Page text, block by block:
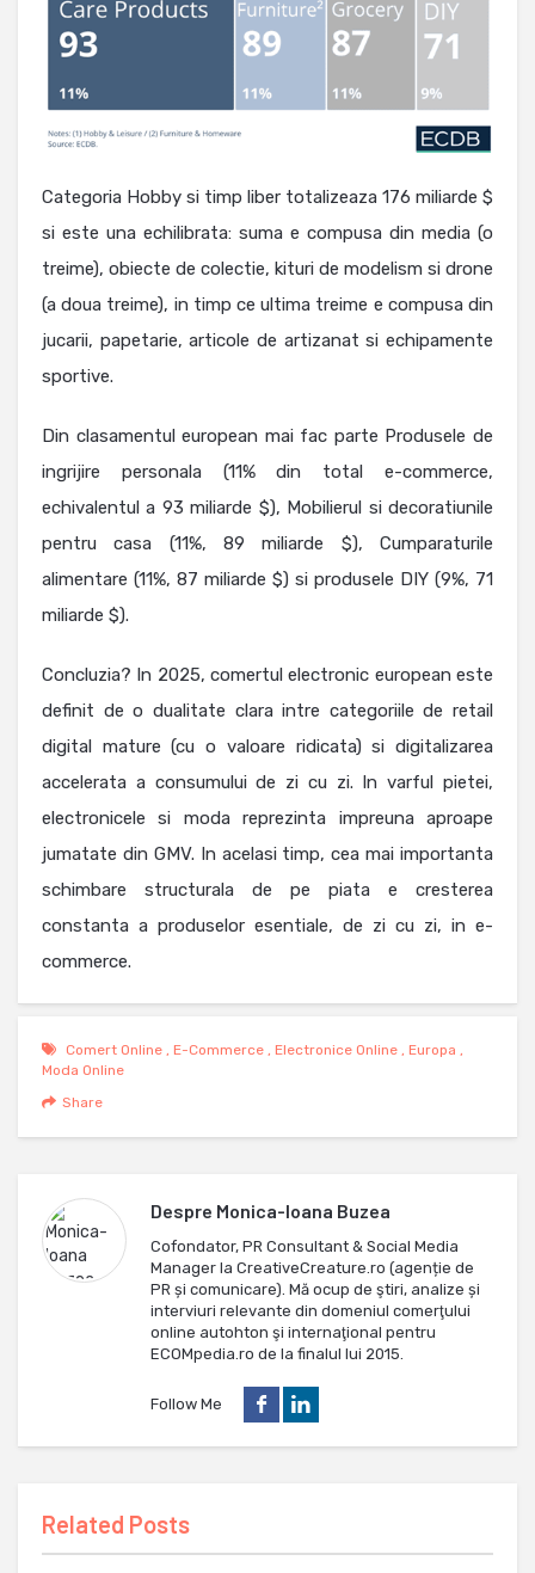
Categoria Hobby si timp liber totalizeaza 176 miliarde $
si este una echilibrata: suma e compusa din media (o
treime), obiecte de colectie, kituri de modelism si drone
(a doua treime), in timp ce ultima treime e compusa din
jucarii, papetarie, articole de artizanat si echipamente
sportive.
Din clasamentul european mai fac parte Produsele de
ingrijire personala (11% din total e-commerce,
echivalentul a 93 miliarde $), Mobilierul si decoratiunile
pentru casa (11%, 89 miliarde $), Cumparaturile
alimentare (11%, 87 miliarde $) si produsele DIY (9%, 71
miliarde $).
Concluzia? In 2025, comertul electronic european este
definit de o dualitate clara intre categoriile de retail
digital mature (cu o valoare ridicata) si digitalizarea
accelerata a consumului de zi cu zi. In varful pietei,
electronicele si moda reprezinta impreuna aproape
jumatate din GMV. In acelasi timp, cea mai importanta
schimbare structurala de pe piata e cresterea
constanta a produselor esentiale, de zi cu zi, in e-
commerce.
Comert Online , E-Commerce , Electronice Online , Europa ,
Moda Online
Share
Despre Monica-Ioana Buzea
Cofondator, PR Consultant & Social Media
Manager la CreativeCreature.ro (agenție de
PR și comunicare). Mă ocup de ştiri, analize și
interviuri relevante din domeniul comerţului
online autohton şi internaţional pentru
ECOMpedia.ro de la finalul lui 2015.
Follow Me
Related Posts